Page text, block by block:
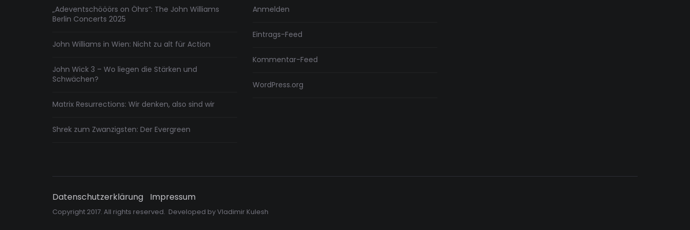
„Adeventschööörs on Öhrs“: The John Williams
Berlin Concerts 2025
John Williams in Wien: Nicht zu alt für Action
John Wick 3 – Wo liegen die Stärken und
Schwächen?
Matrix Resurrections: Wir denken, also sind wir
Shrek zum Zwanzigsten: Der Evergreen
Anmelden
Eintrags-Feed
Kommentar-Feed
WordPress.org
Datenschutzerklärung Impressum
Copyright 2017. All rights reserved. Developed byVladimir Kulesh